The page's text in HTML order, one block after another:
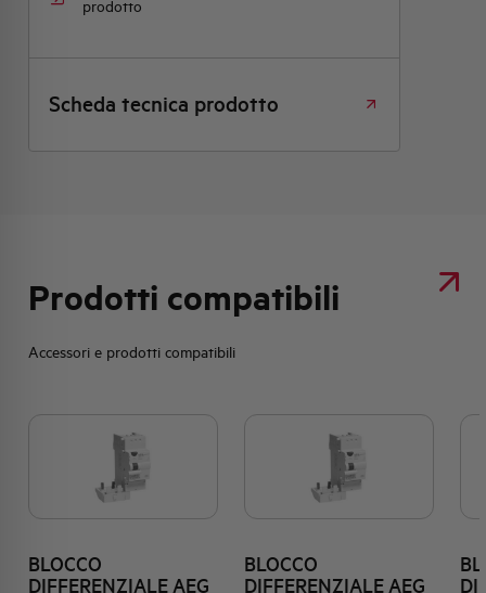
prodotto
Scheda tecnica prodotto
Prodotti compatibili
Accessori e prodotti compatibili
BLOCCO
DIFFERENZIALE AEG
BLOCCO
DIFFERENZIALE AEG